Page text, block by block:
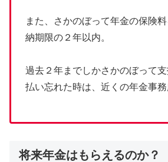
また、さかのぼって年金の保険料
納期限の２年以内。
過去２年までしかさかのぼって支
払い忘れた時は、近くの年金事務
将来年金はもらえるのか？